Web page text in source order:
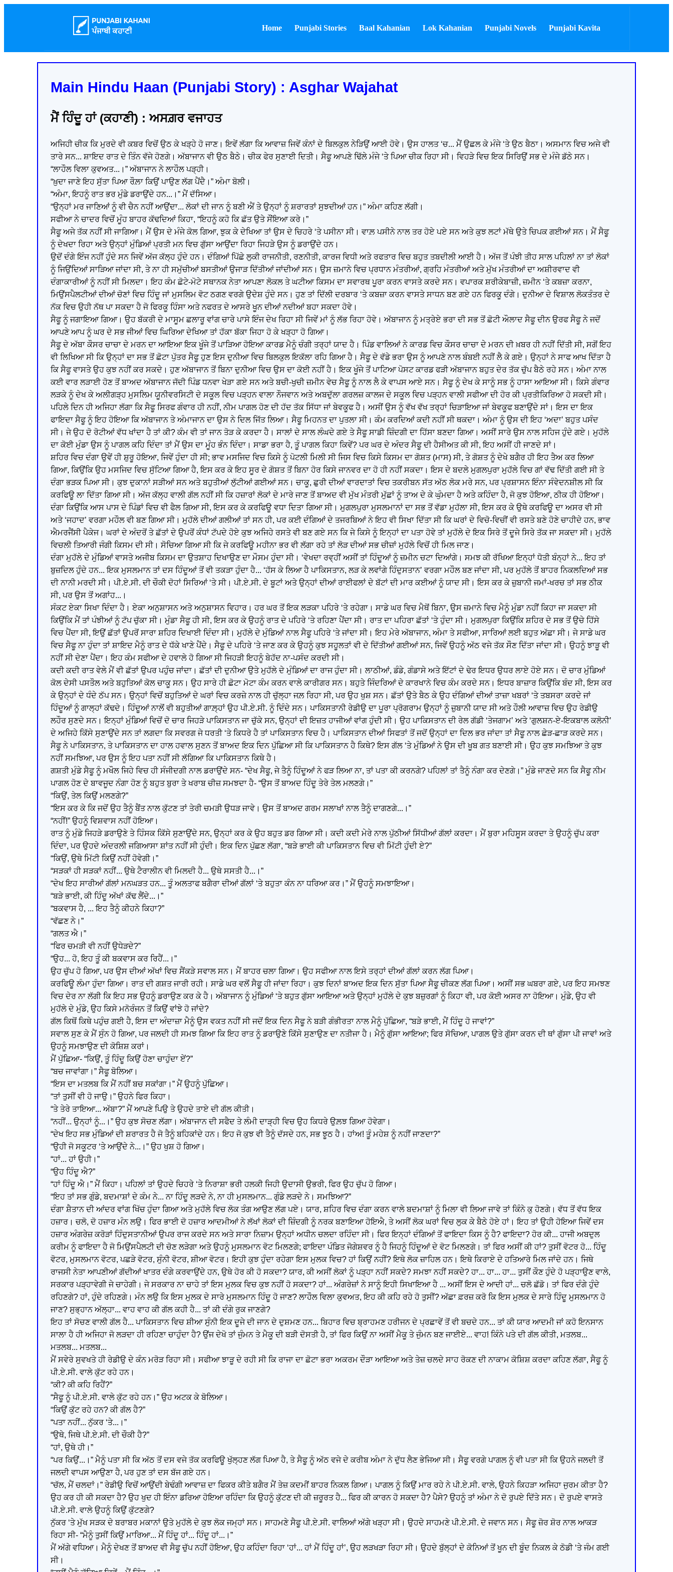
Home Punjabi Stories Baal Kahanian Lok Kahanian Punjabi Novels Punjabi Kavita
Main Hindu Haan (Punjabi Story) : Asghar Wajahat
ਮੈਂ ਹਿੰਦੂ ਹਾਂ (ਕਹਾਣੀ) : ਅਸਗ਼ਰ ਵਜਾਹਤ
ਅਜਿਹੀ ਚੀਕ ਕਿ ਮੁਰਦੇ ਵੀ ਕਬਰ ਵਿਚੋਂ ਉਠ ਕੇ ਖੜ੍ਹੇ ਹੋ ਜਾਣ। ਇਵੇਂ ਲੱਗਾ ਕਿ ਆਵਾਜ਼ ਜਿਵੇਂ ਕੰਨਾਂ ਦੇ ਬਿਲਕੁਲ ਨੇੜਿਉਂ ਆਈ ਹੋਵੇ। ਉਸ ਹਾਲਤ ‘ਚ... ਮੈਂ ਉਛਲ ਕੇ ਮੰਜੇ ‘ਤੇ ਉਠ ਬੈਠਾ। ਅਸਮਾਨ ਵਿਚ ਅਜੇ ਵੀ
ਤਾਰੇ ਸਨ... ਸ਼ਾਇਦ ਰਾਤ ਦੇ ਤਿੰਨ ਵੱਜੇ ਹੋਣਗੇ। ਅੱਬਾਜਾਨ ਵੀ ਉਠ ਬੈਠੇ। ਚੀਕ ਫੇਰ ਸੁਣਾਈ ਦਿਤੀ। ਸੈਫੂ ਆਪਣੇ ਢਿੱਲੇ ਮੰਜੇ ‘ਤੇ ਪਿਆ ਚੀਕ ਰਿਹਾ ਸੀ। ਵਿਹੜੇ ਵਿਚ ਇਕ ਸਿਰਿਉਂ ਸਭ ਦੇ ਮੰਜੇ ਡੱਠੇ ਸਨ।
“ਲਾਹੌਲ ਵਿਲਾ ਕੁਵਅਤ...।” ਅੱਬਾਜਾਨ ਨੇ ਲਾਹੌਲ ਪੜ੍ਹੀ।
“ਖ਼ੁਦਾ ਜਾਣੇ ਇਹ ਸੁੱਤਾ ਪਿਆ ਰੌਲ਼ਾ ਕਿਉਂ ਪਾਉਣ ਲੱਗ ਪੈਂਦੈ।” ਅੰਮਾ ਬੋਲੀ।
“ਅੰਮਾ, ਇਹਨੂੰ ਰਾਤ ਭਰ ਮੁੰਡੇ ਡਰਾਉਂਦੇ ਹਨ...।” ਮੈਂ ਦੱਸਿਆ।
“ਉਨ੍ਹਾਂ ਮਰ ਜਾਣਿਆਂ ਨੂੰ ਵੀ ਚੈਨ ਨਹੀਂ ਆਉਂਦਾ... ਲੋਕਾਂ ਦੀ ਜਾਨ ਨੂੰ ਬਣੀ ਐਂ ਤੇ ਉਨ੍ਹਾਂ ਨੂੰ ਸ਼ਰਾਰਤਾਂ ਸੁਝਦੀਆਂ ਹਨ।” ਅੰਮਾ ਕਹਿਣ ਲੱਗੀ।
ਸਫੀਆ ਨੇ ਚਾਦਰ ਵਿਚੋਂ ਮੂੰਹ ਬਾਹਰ ਕੱਢਦਿਆਂ ਕਿਹਾ, “ਇਹਨੂੰ ਕਹੋ ਕਿ ਛੱਤ ਉਤੇ ਸੌਂਇਆ ਕਰੇ।”
ਸੈਫੂ ਅਜੇ ਤੱਕ ਨਹੀਂ ਸੀ ਜਾਗਿਆ। ਮੈਂ ਉਸ ਦੇ ਮੰਜੇ ਕੋਲ ਗਿਆ, ਝੁਕ ਕੇ ਦੇਖਿਆ ਤਾਂ ਉਸ ਦੇ ਚਿਹਰੇ ‘ਤੇ ਪਸੀਨਾ ਸੀ। ਵਾਲ਼ ਪਸੀਨੇ ਨਾਲ ਤਰ ਹੋਏ ਪਏ ਸਨ ਅਤੇ ਕੁਝ ਲਟਾਂ ਮੱਥੇ ਉਤੇ ਚਿਪਕ ਗਈਆਂ ਸਨ। ਮੈਂ ਸੈਫੂ
ਨੂੰ ਦੇਖਦਾ ਰਿਹਾ ਅਤੇ ਉਨ੍ਹਾਂ ਮੁੰਡਿਆਂ ਪ੍ਰਤੀ ਮਨ ਵਿਚ ਗੁੱਸਾ ਆਉਂਦਾ ਰਿਹਾ ਜਿਹੜੇ ਉਸ ਨੂੰ ਡਰਾਉਂਦੇ ਹਨ।
ਉਦੋਂ ਦੰਗੇ ਇੰਜ ਨਹੀਂ ਹੁੰਦੇ ਸਨ ਜਿਵੇਂ ਅੱਜ ਕੱਲ੍ਹ ਹੁੰਦੇ ਹਨ। ਦੰਗਿਆਂ ਪਿੱਛੇ ਲੁਕੀ ਰਾਜਨੀਤੀ, ਰਣਨੀਤੀ, ਕਾਰਜ ਵਿਧੀ ਅਤੇ ਰਫਤਾਰ ਵਿਚ ਬਹੁਤ ਤਬਦੀਲੀ ਆਈ ਹੈ। ਅੱਜ ਤੋਂ ਪੰਝੀ ਤੀਹ ਸਾਲ ਪਹਿਲਾਂ ਨਾ ਤਾਂ ਲੋਕਾਂ
ਨੂੰ ਜਿਉਂਦਿਆਂ ਸਾੜਿਆ ਜਾਂਦਾ ਸੀ, ਤੇ ਨਾ ਹੀ ਸਮੁੱਚੀਆਂ ਬਸਤੀਆਂ ਉਜਾੜ ਦਿੱਤੀਆਂ ਜਾਂਦੀਆਂ ਸਨ। ਉਸ ਜ਼ਮਾਨੇ ਵਿਚ ਪ੍ਰਧਾਨ ਮੰਤਰੀਆਂ, ਗ੍ਰਹਿ ਮੰਤਰੀਆਂ ਅਤੇ ਮੁੱਖ ਮੰਤਰੀਆਂ ਦਾ ਅਸ਼ੀਰਵਾਦ ਵੀ
ਦੰਗਾਕਾਰੀਆਂ ਨੂੰ ਨਹੀਂ ਸੀ ਮਿਲਦਾ। ਇਹ ਕੰਮ ਛੋਟੇ-ਮੋਟੇ ਸਥਾਨਕ ਨੇਤਾ ਆਪਣਾ ਲੋਕਲ ਤੇ ਘਟੀਆ ਕਿਸਮ ਦਾ ਸਵਾਰਥ ਪੂਰਾ ਕਰਨ ਵਾਸਤੇ ਕਰਦੇ ਸਨ। ਵਪਾਰਕ ਸ਼ਰੀਕੇਬਾਜ਼ੀ, ਜ਼ਮੀਨ ‘ਤੇ ਕਬਜ਼ਾ ਕਰਨਾ,
ਮਿਉਂਸਪੈਲਟੀਆਂ ਦੀਆਂ ਚੋਣਾਂ ਵਿਚ ਹਿੰਦੂ ਜਾਂ ਮੁਸਲਿਮ ਵੋਟ ਠਗਣ ਵਰਗੇ ਉਦੇਸ਼ ਹੁੰਦੇ ਸਨ। ਹੁਣ ਤਾਂ ਦਿੱਲੀ ਦਰਬਾਰ ‘ਤੇ ਕਬਜ਼ਾ ਕਰਨ ਵਾਸਤੇ ਸਾਧਨ ਬਣ ਗਏ ਹਨ ਫਿਰਕੂ ਦੰਗੇ। ਦੁਨੀਆ ਦੇ ਵਿਸ਼ਾਲ ਲੋਕਤੰਤਰ ਦੇ
ਨੱਕ ਵਿਚ ਉਹੀ ਨੱਥ ਪਾ ਸਕਦਾ ਹੈ ਜੋ ਫਿਰਕੂ ਹਿੰਸਾ ਅਤੇ ਨਫਰਤ ਦੇ ਆਸਰੇ ਖੂਨ ਦੀਆਂ ਨਦੀਆਂ ਬਹਾ ਸਕਦਾ ਹੋਵੇ।
ਸੈਫੂ ਨੂੰ ਜਗਾਇਆ ਗਿਆ। ਉਹ ਬੱਕਰੀ ਦੇ ਮਾਸੂਮ ਛਲਾਰੂ ਵਾਂਗ ਚਾਰੇ ਪਾਸੇ ਇੰਜ ਦੇਖ ਰਿਹਾ ਸੀ ਜਿਵੇਂ ਮਾਂ ਨੂੰ ਲੱਭ ਰਿਹਾ ਹੋਵੇ। ਅੱਬਾਜਾਨ ਨੂੰ ਮਤ੍ਰੇਏ ਭਰਾ ਦੀ ਸਭ ਤੋਂ ਛੋਟੀ ਔਲਾਦ ਸੈਫੂ ਦੀਨ ਉਰਫ ਸੈਫੂ ਨੇ ਜਦੋਂ
ਆਪਣੇ ਆਪ ਨੂੰ ਘਰ ਦੇ ਸਭ ਜੀਆਂ ਵਿਚ ਘਿਰਿਆ ਦੇਖਿਆ ਤਾਂ ਹੱਕਾ ਬੱਕਾ ਜਿਹਾ ਹੋ ਕੇ ਖੜ੍ਹਾ ਹੋ ਗਿਆ।
ਸੈਫੂ ਦੇ ਅੱਬਾ ਕੌਸਰ ਚਾਚਾ ਦੇ ਮਰਨ ਦਾ ਆਇਆ ਇਕ ਖੂੰਜੇ ਤੋਂ ਪਾੜਿਆ ਹੋਇਆ ਕਾਰਡ ਮੈਨੂੰ ਚੰਗੀ ਤਰ੍ਹਾਂ ਯਾਦ ਹੈ। ਪਿੰਡ ਵਾਲਿਆਂ ਨੇ ਕਾਰਡ ਵਿਚ ਕੌਸਰ ਚਾਚਾ ਦੇ ਮਰਨ ਦੀ ਖ਼ਬਰ ਹੀ ਨਹੀਂ ਦਿੱਤੀ ਸੀ, ਸਗੋਂ ਇਹ
ਵੀ ਲਿਖਿਆ ਸੀ ਕਿ ਉਨ੍ਹਾਂ ਦਾ ਸਭ ਤੋਂ ਛੋਟਾ ਪੁੱਤਰ ਸੈਫੂ ਹੁਣ ਇਸ ਦੁਨੀਆ ਵਿਚ ਬਿਲਕੁਲ ਇਕੱਲਾ ਰਹਿ ਗਿਆ ਹੈ। ਸੈਫੂ ਦੇ ਵੱਡੇ ਭਰਾ ਉਸ ਨੂੰ ਆਪਣੇ ਨਾਲ ਬੰਬਈ ਨਹੀਂ ਲੈ ਕੇ ਗਏ। ਉਨ੍ਹਾਂ ਨੇ ਸਾਫ ਆਖ ਦਿੱਤਾ ਹੈ
ਕਿ ਸੈਫੂ ਵਾਸਤੇ ਉਹ ਕੁਝ ਨਹੀਂ ਕਰ ਸਕਦੇ। ਹੁਣ ਅੱਬਾਜਾਨ ਤੋਂ ਬਿਨਾ ਦੁਨੀਆ ਵਿਚ ਉਸ ਦਾ ਕੋਈ ਨਹੀਂ ਹੈ। ਇਕ ਖੂੰਜੇ ਤੋਂ ਪਾਟਿਆ ਪੋਸਟ ਕਾਰਡ ਫੜੀ ਅੱਬਾਜਾਨ ਬਹੁਤ ਦੇਰ ਤੱਕ ਚੁੱਪ ਬੈਠੇ ਰਹੇ ਸਨ। ਅੰਮਾ ਨਾਲ
ਕਈ ਵਾਰ ਲੜਾਈ ਹੋਣ ਤੋਂ ਬਾਅਦ ਅੱਬਾਜਾਨ ਜੱਦੀ ਪਿੰਡ ਧਨਵਾ ਖੇੜਾ ਗਏ ਸਨ ਅਤੇ ਬਚੀ-ਖੁਚੀ ਜ਼ਮੀਨ ਵੇਚ ਸੈਫੂ ਨੂੰ ਨਾਲ ਲੈ ਕੇ ਵਾਪਸ ਆਏ ਸਨ। ਸੈਫੂ ਨੂੰ ਦੇਖ ਕੇ ਸਾਨੂੰ ਸਭ ਨੂੰ ਹਾਸਾ ਆਇਆ ਸੀ। ਕਿਸੇ ਗੰਵਾਰ
ਲੜਕੇ ਨੂੰ ਦੇਖ ਕੇ ਅਲੀਗੜ੍ਹ ਮੁਸਲਿਮ ਯੂਨੀਵਰਸਿਟੀ ਦੇ ਸਕੂਲ ਵਿਚ ਪੜ੍ਹਨ ਵਾਲਾ ਨੌਜਵਾਨ ਅਤੇ ਅਬਦੁੱਲਾ ਗਰਲਜ਼ ਕਾਲਜ ਦੇ ਸਕੂਲ ਵਿਚ ਪੜ੍ਹਨ ਵਾਲੀ ਸਫੀਆ ਦੀ ਹੋਰ ਕੀ ਪ੍ਰਤੀਕਿਰਿਆ ਹੋ ਸਕਦੀ ਸੀ।
ਪਹਿਲੇ ਦਿਨ ਹੀ ਅਜਿਹਾ ਲੱਗਾ ਕਿ ਸੈਫੂ ਸਿਰਫ ਗੰਵਾਰ ਹੀ ਨਹੀਂ, ਨੀਮ ਪਾਗਲ ਹੋਣ ਦੀ ਹੱਦ ਤੱਕ ਸਿੱਧਾ ਜਾਂ ਬੇਵਕੂਫ ਹੈ। ਅਸੀਂ ਉਸ ਨੂੰ ਵੱਖ ਵੱਖ ਤਰ੍ਹਾਂ ਚਿੜਾਇਆ ਜਾਂ ਬੇਵਕੂਫ ਬਣਾਉਂਦੇ ਸਾਂ। ਇਸ ਦਾ ਇਕ
ਫਾਇਦਾ ਸੈਫੂ ਨੂੰ ਇਹ ਹੋਇਆ ਕਿ ਅੱਬਾਜਾਨ ਤੇ ਅੰਮਾਜਾਨ ਦਾ ਉਸ ਨੇ ਦਿਲ ਜਿੱਤ ਲਿਆ। ਸੈਫੂ ਮਿਹਨਤ ਦਾ ਪੁਤਲਾ ਸੀ। ਕੰਮ ਕਰਦਿਆਂ ਕਦੀ ਨਹੀਂ ਸੀ ਥਕਦਾ। ਅੰਮਾ ਨੂੰ ਉਸ ਦੀ ਇਹ ‘ਅਦਾ’ ਬਹੁਤ ਪਸੰਦ
ਸੀ। ਜੇ ਉਹ ਦੋ ਰੋਟੀਆਂ ਵੱਧ ਖਾਂਦਾ ਹੈ ਤਾਂ ਕੀ? ਕੰਮ ਵੀ ਤਾਂ ਜਾਨ ਤੋੜ ਕੇ ਕਰਦਾ ਹੈ। ਸਾਲਾਂ ਦੇ ਸਾਲ ਲੰਘਦੇ ਗਏ ਤੇ ਸੈਫੂ ਸਾਡੀ ਜ਼ਿੰਦਗੀ ਦਾ ਹਿੱਸਾ ਬਣਦਾ ਗਿਆ। ਅਸੀਂ ਸਾਰੇ ਉਸ ਨਾਲ ਸਹਿਜ ਹੁੰਦੇ ਗਏ। ਮੁਹੱਲੇ
ਦਾ ਕੋਈ ਮੁੰਡਾ ਉਸ ਨੂੰ ਪਾਗਲ ਕਹਿ ਦਿੰਦਾ ਤਾਂ ਮੈਂ ਉਸ ਦਾ ਮੂੰਹ ਭੰਨ ਦਿੰਦਾ। ਸਾਡਾ ਭਰਾ ਹੈ, ਤੂੰ ਪਾਗਲ ਕਿਹਾ ਕਿਵੇਂ? ਪਰ ਘਰ ਦੇ ਅੰਦਰ ਸੈਫੂ ਦੀ ਹੈਸੀਅਤ ਕੀ ਸੀ, ਇਹ ਅਸੀਂ ਹੀ ਜਾਣਦੇ ਸਾਂ।
ਸ਼ਹਿਰ ਵਿਚ ਦੰਗਾ ਉਵੇਂ ਹੀ ਸ਼ੁਰੂ ਹੋਇਆ, ਜਿਵੇਂ ਹੁੰਦਾ ਹੀ ਸੀ; ਭਾਵ ਮਸਜਿਦ ਵਿਚ ਕਿਸੇ ਨੂੰ ਪੋਟਲੀ ਮਿਲੀ ਸੀ ਜਿਸ ਵਿਚ ਕਿਸੇ ਕਿਸਮ ਦਾ ਗੋਸ਼ਤ (ਮਾਸ) ਸੀ, ਤੇ ਗੋਸ਼ਤ ਨੂੰ ਦੇਖੇ ਬਗੈਰ ਹੀ ਇਹ ਤੈਅ ਕਰ ਲਿਆ
ਗਿਆ, ਕਿਉਂਕਿ ਉਹ ਮਸਜਿਦ ਵਿਚ ਸੁੱਟਿਆ ਗਿਆ ਹੈ, ਇਸ ਕਰ ਕੇ ਇਹ ਸੂਰ ਦੇ ਗੋਸ਼ਤ ਤੋਂ ਬਿਨਾ ਹੋਰ ਕਿਸੇ ਜਾਨਵਰ ਦਾ ਹੋ ਹੀ ਨਹੀਂ ਸਕਦਾ। ਇਸ ਦੇ ਬਦਲੇ ਮੁਗਲਪੁਰਾ ਮੁਹੱਲੇ ਵਿਚ ਗਾਂ ਵੱਢ ਦਿੱਤੀ ਗਈ ਸੀ ਤੇ
ਦੰਗਾ ਭੜਕ ਪਿਆ ਸੀ। ਕੁਝ ਦੁਕਾਨਾਂ ਸੜੀਆਂ ਸਨ ਅਤੇ ਬਹੁਤੀਆਂ ਲੁੱਟੀਆਂ ਗਈਆਂ ਸਨ। ਚਾਕੂ, ਛੁਰੀ ਦੀਆਂ ਵਾਰਦਾਤਾਂ ਵਿਚ ਤਕਰੀਬਨ ਸੱਤ ਅੱਠ ਲੋਕ ਮਰੇ ਸਨ, ਪਰ ਪ੍ਰਸ਼ਾਸਨ ਇੰਨਾ ਸੰਵੇਦਨਸ਼ੀਲ ਸੀ ਕਿ
ਕਰਫਿਊ ਲਾ ਦਿੱਤਾ ਗਿਆ ਸੀ। ਅੱਜ ਕੱਲ੍ਹ ਵਾਲੀ ਗੱਲ ਨਹੀਂ ਸੀ ਕਿ ਹਜ਼ਾਰਾਂ ਲੋਕਾਂ ਦੇ ਮਾਰੇ ਜਾਣ ਤੋਂ ਬਾਅਦ ਵੀ ਮੁੱਖ ਮੰਤਰੀ ਮੁੱਛਾਂ ਨੂੰ ਤਾਅ ਦੇ ਕੇ ਘੁੰਮਦਾ ਹੈ ਅਤੇ ਕਹਿੰਦਾ ਹੈ, ਜੋ ਕੁਝ ਹੋਇਆ, ਠੀਕ ਹੀ ਹੋਇਆ।
ਦੰਗਾ ਕਿਉਂਕਿ ਆਸ ਪਾਸ ਦੇ ਪਿੰਡਾਂ ਵਿਚ ਵੀ ਫੈਲ ਗਿਆ ਸੀ, ਇਸ ਕਰ ਕੇ ਕਰਫਿਊ ਵਧਾ ਦਿਤਾ ਗਿਆ ਸੀ। ਮੁਗਲਪੁਰਾ ਮੁਸਲਮਾਨਾਂ ਦਾ ਸਭ ਤੋਂ ਵੱਡਾ ਮੁਹੱਲਾ ਸੀ, ਇਸ ਕਰ ਕੇ ਉਥੇ ਕਰਫਿਊ ਦਾ ਅਸਰ ਵੀ ਸੀ
ਅਤੇ ‘ਜਹਾਦ’ ਵਰਗਾ ਮਹੌਲ ਵੀ ਬਣ ਗਿਆ ਸੀ। ਮੁਹੱਲੇ ਦੀਆਂ ਗਲੀਆਂ ਤਾਂ ਸਨ ਹੀ, ਪਰ ਕਈ ਦੰਗਿਆਂ ਦੇ ਤਜਰਬਿਆਂ ਨੇ ਇਹ ਵੀ ਸਿਖਾ ਦਿੱਤਾ ਸੀ ਕਿ ਘਰਾਂ ਦੇ ਵਿਚੋ-ਵਿਚੀਂ ਵੀ ਰਸਤੇ ਬਣੇ ਹੋਣੇ ਚਾਹੀਦੇ ਹਨ, ਭਾਵ
ਐਮਰਜੈਂਸੀ ਪੈਕੇਜ। ਘਰਾਂ ਦੇ ਅੰਦਰੋਂ ਤੇ ਛੱਤਾਂ ਦੇ ਉਪਰੋਂ ਕੰਧਾਂ ਟੱਪਦੇ ਹੋਏ ਕੁਝ ਅਜਿਹੇ ਰਸਤੇ ਵੀ ਬਣ ਗਏ ਸਨ ਕਿ ਜੇ ਕਿਸੇ ਨੂੰ ਇਨ੍ਹਾਂ ਦਾ ਪਤਾ ਹੋਵੇ ਤਾਂ ਮੁਹੱਲੇ ਦੇ ਇਕ ਸਿਰੇ ਤੋਂ ਦੂਜੇ ਸਿਰੇ ਤੱਕ ਜਾ ਸਕਦਾ ਸੀ। ਮੁਹੱਲੇ
ਵਿਚਲੀ ਤਿਆਰੀ ਜੰਗੀ ਕਿਸਮ ਦੀ ਸੀ। ਸੋਚਿਆ ਗਿਆ ਸੀ ਕਿ ਜੇ ਕਰਫਿਊ ਮਹੀਨਾ ਭਰ ਵੀ ਲੱਗਾ ਰਹੇ ਤਾਂ ਲੋੜ ਦੀਆਂ ਸਭ ਚੀਜ਼ਾਂ ਮੁਹੱਲੇ ਵਿਚੋਂ ਹੀ ਮਿਲ ਜਾਣ।
ਦੰਗਾ ਮੁਹੱਲੇ ਦੇ ਮੁੰਡਿਆਂ ਵਾਸਤੇ ਅਜੀਬ ਕਿਸਮ ਦਾ ਉਤਸ਼ਾਹ ਦਿਖਾਉਣ ਦਾ ਮੌਸਮ ਹੁੰਦਾ ਸੀ। ‘ਵੇਖਦਾ ਰਵ੍ਹੀਂ ਅਸੀਂ ਤਾਂ ਹਿੰਦੂਆਂ ਨੂੰ ਜ਼ਮੀਨ ਚਟਾ ਦਿਆਂਗੇ। ਸਮਝ ਕੀ ਰੱਖਿਆ ਇਨ੍ਹਾਂ ਧੋਤੀ ਬੰਨ੍ਹਾਂ ਨੇ... ਇਹ ਤਾਂ
ਬੁਜ਼ਦਿਲ ਹੁੰਦੇ ਹਨ... ਇਕ ਮੁਸਲਮਾਨ ਤਾਂ ਦਸ ਹਿੰਦੂਆਂ ਤੋਂ ਵੀ ਤਕੜਾ ਹੁੰਦਾ ਹੈ... ‘ਹੱਸ ਕੇ ਲਿਆ ਹੈ ਪਾਕਿਸਤਾਨ, ਲੜ ਕੇ ਲਵਾਂਗੇ ਹਿੰਦੁਸਤਾਨ’ ਵਰਗਾ ਮਹੌਲ ਬਣ ਜਾਂਦਾ ਸੀ, ਪਰ ਮੁਹੱਲੇ ਤੋਂ ਬਾਹਰ ਨਿਕਲਦਿਆਂ ਸਭ
ਦੀ ਨਾਨੀ ਮਰਦੀ ਸੀ। ਪੀ.ਏ.ਸੀ. ਦੀ ਚੌਕੀ ਦੋਹਾਂ ਸਿਰਿਆਂ ‘ਤੇ ਸੀ। ਪੀ.ਏ.ਸੀ. ਦੇ ਬੂਟਾਂ ਅਤੇ ਉਨ੍ਹਾਂ ਦੀਆਂ ਰਾਈਫਲਾਂ ਦੇ ਬੱਟਾਂ ਦੀ ਮਾਰ ਕਈਆਂ ਨੂੰ ਯਾਦ ਸੀ। ਇਸ ਕਰ ਕੇ ਜ਼ੁਬਾਨੀ ਜਮਾਂ-ਖਰਚ ਤਾਂ ਸਭ ਠੀਕ
ਸੀ, ਪਰ ਉਸ ਤੋਂ ਅਗਾਂਹ...।
ਸੰਕਟ ਏਕਾ ਸਿਖਾ ਦਿੰਦਾ ਹੈ। ਏਕਾ ਅਨੁਸ਼ਾਸਨ ਅਤੇ ਅਨੁਸ਼ਾਸਨ ਵਿਹਾਰ। ਹਰ ਘਰ ਤੋਂ ਇਕ ਲੜਕਾ ਪਹਿਰੇ ‘ਤੇ ਰਹੇਗਾ। ਸਾਡੇ ਘਰ ਵਿਚ ਮੈਥੋਂ ਬਿਨਾ, ਉਸ ਜ਼ਮਾਨੇ ਵਿਚ ਮੈਨੂੰ ਮੁੰਡਾ ਨਹੀਂ ਕਿਹਾ ਜਾ ਸਕਦਾ ਸੀ
ਕਿਉਂਕਿ ਮੈਂ ਤਾਂ ਪੰਝੀਆਂ ਨੂੰ ਟੱਪ ਚੁੱਕਾ ਸੀ। ਮੁੰਡਾ ਸੈਫੂ ਹੀ ਸੀ, ਇਸ ਕਰ ਕੇ ਉਹਨੂੰ ਰਾਤ ਦੇ ਪਹਿਰੇ ‘ਤੇ ਰਹਿਣਾ ਪੈਂਦਾ ਸੀ। ਰਾਤ ਦਾ ਪਹਿਰਾ ਛੱਤਾਂ ‘ਤੇ ਹੁੰਦਾ ਸੀ। ਮੁਗਲਪੁਰਾ ਕਿਉਂਕਿ ਸ਼ਹਿਰ ਦੇ ਸਭ ਤੋਂ ਉਚੇ ਹਿੱਸੇ
ਵਿਚ ਪੈਂਦਾ ਸੀ, ਇਉਂ ਛੱਤਾਂ ਉਪਰੋਂ ਸਾਰਾ ਸ਼ਹਿਰ ਦਿਖਾਈ ਦਿੰਦਾ ਸੀ। ਮੁਹੱਲੇ ਦੇ ਮੁੰਡਿਆਂ ਨਾਲ ਸੈਫੂ ਪਹਿਰੇ ‘ਤੇ ਜਾਂਦਾ ਸੀ। ਇਹ ਮੇਰੇ ਅੱਬਾਜਾਨ, ਅੰਮਾ ਤੇ ਸਫੀਆ, ਸਾਰਿਆਂ ਲਈ ਬਹੁਤ ਅੱਛਾ ਸੀ। ਜੇ ਸਾਡੇ ਘਰ
ਵਿਚ ਸੈਫੂ ਨਾ ਹੁੰਦਾ ਤਾਂ ਸ਼ਾਇਦ ਮੈਨੂੰ ਰਾਤ ਦੇ ਧੱਕੇ ਖਾਣੇ ਪੈਂਦੇ। ਸੈਫੂ ਦੇ ਪਹਿਰੇ ‘ਤੇ ਜਾਣ ਕਰ ਕੇ ਉਹਨੂੰ ਕੁਝ ਸਹੂਲਤਾਂ ਵੀ ਦੇ ਦਿੱਤੀਆਂ ਗਈਆਂ ਸਨ, ਜਿਵੇਂ ਉਹਨੂੰ ਅੱਠ ਵਜੇ ਤੱਕ ਸੌਣ ਦਿੱਤਾ ਜਾਂਦਾ ਸੀ। ਉਹਨੂੰ ਝਾੜੂ ਵੀ
ਨਹੀਂ ਸੀ ਦੇਣਾ ਪੈਂਦਾ। ਇਹ ਕੰਮ ਸਫੀਆ ਦੇ ਹਵਾਲੇ ਹੋ ਗਿਆ ਸੀ ਜਿਹੜੀ ਇਹਨੂੰ ਬੇਹੱਦ ਨਾ-ਪਸੰਦ ਕਰਦੀ ਸੀ।
ਕਦੀ ਕਦੀ ਰਾਤ ਵੇਲੇ ਮੈਂ ਵੀ ਛੱਤਾਂ ਉਪਰ ਪਹੁੰਚ ਜਾਂਦਾ। ਛੱਤਾਂ ਦੀ ਦੁਨੀਆ ਉਤੇ ਮੁਹੱਲੇ ਦੇ ਮੁੰਡਿਆਂ ਦਾ ਰਾਜ ਹੁੰਦਾ ਸੀ। ਲਾਠੀਆਂ, ਡੰਡੇ, ਗੰਡਾਸੇ ਅਤੇ ਇੱਟਾਂ ਦੇ ਢੇਰ ਇਧਰ ਉਧਰ ਲਾਏ ਹੋਏ ਸਨ। ਦੋ ਚਾਰ ਮੁੰਡਿਆਂ
ਕੋਲ ਦੇਸੀ ਪਸਤੌਲ ਅਤੇ ਬਹੁਤਿਆਂ ਕੋਲ ਚਾਕੂ ਸਨ। ਉਹ ਸਾਰੇ ਹੀ ਛੋਟਾ ਮੋਟਾ ਕੰਮ ਕਰਨ ਵਾਲੇ ਕਾਰੀਗਰ ਸਨ। ਬਹੁਤੇ ਜਿੰਦਰਿਆਂ ਦੇ ਕਾਰਖਾਨੇ ਵਿਚ ਕੰਮ ਕਰਦੇ ਸਨ। ਇਧਰ ਬਾਜ਼ਾਰ ਕਿਉਂਕਿ ਬੰਦ ਸੀ, ਇਸ ਕਰ
ਕੇ ਉਨ੍ਹਾਂ ਦੇ ਧੰਦੇ ਠੱਪ ਸਨ। ਉਨ੍ਹਾਂ ਵਿਚੋਂ ਬਹੁਤਿਆਂ ਦੇ ਘਰਾਂ ਵਿਚ ਕਰਜ਼ੇ ਨਾਲ ਹੀ ਚੁੱਲ੍ਹਾ ਜਲ਼ ਰਿਹਾ ਸੀ, ਪਰ ਉਹ ਖੁਸ਼ ਸਨ। ਛੱਤਾਂ ਉਤੇ ਬੈਠ ਕੇ ਉਹ ਦੰਗਿਆਂ ਦੀਆਂ ਤਾਜ਼ਾ ਖਬਰਾਂ ‘ਤੇ ਤਬਸਰਾ ਕਰਦੇ ਜਾਂ
ਹਿੰਦੂਆਂ ਨੂੰ ਗਾਲ੍ਹਾਂ ਕੱਢਦੇ। ਹਿੰਦੂਆਂ ਨਾਲੋਂ ਵੀ ਬਹੁਤੀਆਂ ਗਾਲ਼੍ਹਾਂ ਉਹ ਪੀ.ਏ.ਸੀ. ਨੂੰ ਦਿੰਦੇ ਸਨ। ਪਾਕਿਸਤਾਨੀ ਰੇਡੀਉ ਦਾ ਪੂਰਾ ਪ੍ਰੋਗਰਾਮ ਉਨ੍ਹਾਂ ਨੂੰ ਜ਼ੁਬਾਨੀ ਯਾਦ ਸੀ ਅਤੇ ਹੌਲੀ ਆਵਾਜ਼ ਵਿਚ ਉਹ ਰੇਡੀਉ
ਲਹੌਰ ਸੁਣਦੇ ਸਨ। ਇਨ੍ਹਾਂ ਮੁੰਡਿਆਂ ਵਿਚੋਂ ਦੋ ਚਾਰ ਜਿਹੜੇ ਪਾਕਿਸਤਾਨ ਜਾ ਚੁੱਕੇ ਸਨ, ਉਨ੍ਹਾਂ ਦੀ ਇਜ਼ਤ ਹਾਜੀਆਂ ਵਾਂਗ ਹੁੰਦੀ ਸੀ। ਉਹ ਪਾਕਿਸਤਾਨ ਦੀ ਰੇਲ ਗੱਡੀ ‘ਤੇਜਗਾਮ’ ਅਤੇ ‘ਗੁਲਸ਼ਨ-ਏ-ਇਕਬਾਲ ਕਲੋਨੀ’
ਦੇ ਅਜਿਹੇ ਕਿੱਸੇ ਸੁਣਾਉਂਦੇ ਸਨ ਤਾਂ ਲਗਦਾ ਕਿ ਸਵਰਗ ਜੇ ਧਰਤੀ ‘ਤੇ ਕਿਧਰੇ ਹੈ ਤਾਂ ਪਾਕਿਸਤਾਨ ਵਿਚ ਹੈ। ਪਾਕਿਸਤਾਨ ਦੀਆਂ ਸਿਫਤਾਂ ਤੋਂ ਜਦੋਂ ਉਨ੍ਹਾਂ ਦਾ ਦਿਲ ਭਰ ਜਾਂਦਾ ਤਾਂ ਸੈਫੂ ਨਾਲ ਛੇੜ-ਛਾੜ ਕਰਦੇ ਸਨ।
ਸੈਫੂ ਨੇ ਪਾਕਿਸਤਾਨ, ਤੇ ਪਾਕਿਸਤਾਨ ਦਾ ਹਾਲ ਹਵਾਲ ਸੁਣਨ ਤੋਂ ਬਾਅਦ ਇਕ ਦਿਨ ਪੁੱਛਿਆ ਸੀ ਕਿ ਪਾਕਿਸਤਾਨ ਹੈ ਕਿਥੇ? ਇਸ ਗੱਲ ‘ਤੇ ਮੁੰਡਿਆਂ ਨੇ ਉਸ ਦੀ ਖੂਬ ਗਤ ਬਣਾਈ ਸੀ। ਉਹ ਕੁਝ ਸਮਝਿਆ ਤੇ ਕੁਝ
ਨਹੀਂ ਸਮਝਿਆ, ਪਰ ਉਸ ਨੂੰ ਇਹ ਪਤਾ ਨਹੀਂ ਸੀ ਲੱਗਿਆ ਕਿ ਪਾਕਿਸਤਾਨ ਕਿਥੇ ਹੈ।
ਗਸ਼ਤੀ ਮੁੰਡੇ ਸੈਫੂ ਨੂੰ ਮਖੌਲ ਜਿਹੇ ਵਿਚ ਹੀ ਸੰਜੀਦਗੀ ਨਾਲ ਡਰਾਉਂਦੇ ਸਨ- “ਦੇਖ ਸੈਫੂ, ਜੇ ਤੈਨੂੰ ਹਿੰਦੂਆਂ ਨੇ ਫੜ ਲਿਆ ਨਾ, ਤਾਂ ਪਤਾ ਕੀ ਕਰਨਗੇ? ਪਹਿਲਾਂ ਤਾਂ ਤੈਨੂੰ ਨੰਗਾ ਕਰ ਦੇਣਗੇ।” ਮੁੰਡੇ ਜਾਣਦੇ ਸਨ ਕਿ ਸੈਫੂ ਨੀਮ
ਪਾਗਲ ਹੋਣ ਦੇ ਬਾਵਜੂਦ ਨੰਗਾ ਹੋਣ ਨੂੰ ਬਹੁਤ ਬੁਰਾ ਤੇ ਖਰਾਬ ਚੀਜ਼ ਸਮਝਦਾ ਹੈ- “ਉਸ ਤੋਂ ਬਾਅਦ ਹਿੰਦੂ ਤੇਰੇ ਤੇਲ ਮਲਣਗੇ।”
“ਕਿਉਂ, ਤੇਲ ਕਿਉਂ ਮਲਣਗੇ?”
“ਇਸ ਕਰ ਕੇ ਕਿ ਜਦੋਂ ਉਹ ਤੈਨੂੰ ਬੈਂਤ ਨਾਲ ਕੁੱਟਣ ਤਾਂ ਤੇਰੀ ਚਮੜੀ ਉਧੜ ਜਾਵੇ। ਉਸ ਤੋਂ ਬਾਅਦ ਗਰਮ ਸਲਾਖਾਂ ਨਾਲ ਤੈਨੂੰ ਦਾਗਣਗੇ...।”
“ਨਹੀਂ!” ਉਹਨੂੰ ਵਿਸ਼ਵਾਸ ਨਹੀਂ ਹੋਇਆ।
ਰਾਤ ਨੂੰ ਮੁੰਡੇ ਜਿਹੜੇ ਡਰਾਉਣੇ ਤੇ ਹਿੰਸਕ ਕਿੱਸੇ ਸੁਣਾਉਂਦੇ ਸਨ, ਉਨ੍ਹਾਂ ਕਰ ਕੇ ਉਹ ਬਹੁਤ ਡਰ ਗਿਆ ਸੀ। ਕਦੀ ਕਦੀ ਮੇਰੇ ਨਾਲ ਪੁੱਠੀਆਂ ਸਿੱਧੀਆਂ ਗੱਲਾਂ ਕਰਦਾ। ਮੈਂ ਬੁਰਾ ਮਹਿਸੂਸ ਕਰਦਾ ਤੇ ਉਹਨੂੰ ਚੁੱਪ ਕਰਾ
ਦਿੰਦਾ, ਪਰ ਉਹਦੇ ਅੰਦਰਲੀ ਜਗਿਆਸਾ ਸ਼ਾਂਤ ਨਹੀਂ ਸੀ ਹੁੰਦੀ। ਇਕ ਦਿਨ ਪੁੱਛਣ ਲੱਗਾ, “ਬੜੇ ਭਾਈ ਕੀ ਪਾਕਿਸਤਾਨ ਵਿਚ ਵੀ ਮਿੱਟੀ ਹੁੰਦੀ ਏ?”
“ਕਿਉਂ, ਉਥੇ ਮਿੱਟੀ ਕਿਉਂ ਨਹੀਂ ਹੋਵੇਗੀ।”
“ਸੜਕਾਂ ਹੀ ਸੜਕਾਂ ਨਹੀਂ... ਉਥੇ ਟੈਰਾਲੀਨ ਵੀ ਮਿਲਦੀ ਹੈ... ਉਥੇ ਸਸਤੀ ਹੈ...।”
“ਦੇਖ ਇਹ ਸਾਰੀਆਂ ਗੱਲਾਂ ਮਨਘੜਤ ਹਨ... ਤੂੰ ਅਲਤਾਫ ਬਗੈਰਾ ਦੀਆਂ ਗੱਲਾਂ ‘ਤੇ ਬਹੁਤਾ ਕੰਨ ਨਾ ਧਰਿਆ ਕਰ।” ਮੈਂ ਉਹਨੂੰ ਸਮਝਾਇਆ।
“ਬੜੇ ਭਾਈ, ਕੀ ਹਿੰਦੂ ਅੱਖਾਂ ਕੱਢ ਲੈਂਦੇ...।”
“ਬਕਵਾਸ ਹੈ, ... ਇਹ ਤੈਨੂੰ ਕੀਹਨੇ ਕਿਹਾ?”
“ਵੱਛਣ ਨੇ।”
“ਗਲਤ ਐ।”
“ਫਿਰ ਚਮੜੀ ਵੀ ਨਹੀਂ ਉਧੇੜਦੇ?”
“ਉਹ... ਹੋ, ਇਹ ਤੂੰ ਕੀ ਬਕਵਾਸ ਕਰ ਰਿਹੈਂ...।”
ਉਹ ਚੁੱਪ ਹੋ ਗਿਆ, ਪਰ ਉਸ ਦੀਆਂ ਅੱਖਾਂ ਵਿਚ ਸੈਂਕੜੇ ਸਵਾਲ ਸਨ। ਮੈਂ ਬਾਹਰ ਚਲਾ ਗਿਆ। ਉਹ ਸਫੀਆ ਨਾਲ ਇਸੇ ਤਰ੍ਹਾਂ ਦੀਆਂ ਗੱਲਾਂ ਕਰਨ ਲੱਗ ਪਿਆ।
ਕਰਫਿਊ ਲੰਮਾ ਹੁੰਦਾ ਗਿਆ। ਰਾਤ ਦੀ ਗਸ਼ਤ ਜਾਰੀ ਰਹੀ। ਸਾਡੇ ਘਰ ਵਲੋਂ ਸੈਫੂ ਹੀ ਜਾਂਦਾ ਰਿਹਾ। ਕੁਝ ਦਿਨਾਂ ਬਾਅਦ ਇਕ ਦਿਨ ਸੁੱਤਾ ਪਿਆ ਸੈਫੂ ਚੀਕਣ ਲੱਗ ਪਿਆ। ਅਸੀਂ ਸਭ ਘਬਰਾ ਗਏ, ਪਰ ਇਹ ਸਮਝਣ
ਵਿਚ ਦੇਰ ਨਾ ਲੱਗੀ ਕਿ ਇਹ ਸਭ ਉਹਨੂੰ ਡਰਾਉਣ ਕਰ ਕੇ ਹੈ। ਅੱਬਾਜਾਨ ਨੂੰ ਮੁੰਡਿਆਂ ‘ਤੇ ਬਹੁਤ ਗੁੱਸਾ ਆਇਆ ਅਤੇ ਉਨ੍ਹਾਂ ਮੁਹੱਲੇ ਦੇ ਕੁਝ ਬਜ਼ੁਰਗਾਂ ਨੂੰ ਕਿਹਾ ਵੀ, ਪਰ ਕੋਈ ਅਸਰ ਨਾ ਹੋਇਆ। ਮੁੰਡੇ, ਉਹ ਵੀ
ਮੁਹੱਲੇ ਦੇ ਮੁੰਡੇ, ਉਹ ਕਿਸੇ ਮਨੋਰੰਜਨ ਤੋਂ ਕਿਉਂ ਵਾਂਝੇ ਹੋ ਜਾਂਦੇ?
ਗੱਲ ਕਿਥੋਂ ਕਿਥੇ ਪਹੁੰਚ ਗਈ ਹੈ, ਇਸ ਦਾ ਅੰਦਾਜ਼ਾ ਮੈਨੂੰ ਉਸ ਵਕਤ ਨਹੀਂ ਸੀ ਜਦੋਂ ਇਕ ਦਿਨ ਸੈਫੂ ਨੇ ਬੜੀ ਗੰਭੀਰਤਾ ਨਾਲ ਮੈਨੂੰ ਪੁੱਛਿਆ, “ਬੜੇ ਭਾਈ, ਮੈਂ ਹਿੰਦੂ ਹੋ ਜਾਵਾਂ?”
ਸਵਾਲ ਸੁਣ ਕੇ ਮੈਂ ਸੁੰਨ ਹੋ ਗਿਆ, ਪਰ ਜਲਦੀ ਹੀ ਸਮਝ ਗਿਆ ਕਿ ਇਹ ਰਾਤ ਨੂੰ ਡਰਾਉਣੇ ਕਿੱਸੇ ਸੁਣਾਉਣ ਦਾ ਨਤੀਜਾ ਹੈ। ਮੈਨੂੰ ਗੁੱਸਾ ਆਇਆ; ਫਿਰ ਸੋਚਿਆ, ਪਾਗਲ ਉਤੇ ਗੁੱਸਾ ਕਰਨ ਦੀ ਥਾਂ ਗੁੱਸਾ ਪੀ ਜਾਵਾਂ ਅਤੇ
ਉਹਨੂੰ ਸਮਝਾਉਣ ਦੀ ਕੋਸ਼ਿਸ਼ ਕਰਾਂ।
ਮੈਂ ਪੁੱਛਿਆ- “ਕਿਉਂ, ਤੂੰ ਹਿੰਦੂ ਕਿਉਂ ਹੋਣਾ ਚਾਹੁੰਦਾ ਏਂ?”
“ਬਚ ਜਾਵਾਂਗਾ।” ਸੈਫੂ ਬੋਲਿਆ।
“ਇਸ ਦਾ ਮਤਲਬ ਕਿ ਮੈਂ ਨਹੀਂ ਬਚ ਸਕਾਂਗਾ।” ਮੈਂ ਉਹਨੂੰ ਪੁੱਛਿਆ।
“ਤਾਂ ਤੁਸੀਂ ਵੀ ਹੋ ਜਾਉ।” ਉਹਨੇ ਫਿਰ ਕਿਹਾ।
“ਤੇ ਤੇਰੇ ਤਾਇਆ... ਅੱਬਾ?” ਮੈਂ ਆਪਣੇ ਪਿਉ ਤੇ ਉਹਦੇ ਤਾਏ ਦੀ ਗੱਲ ਕੀਤੀ।
“ਨਹੀਂ... ਉਨ੍ਹਾਂ ਨੂੰ...।” ਉਹ ਕੁਝ ਸੋਚਣ ਲੱਗਾ। ਅੱਬਾਜਾਨ ਦੀ ਸਫੈਦ ਤੇ ਲੰਮੀ ਦਾੜ੍ਹੀ ਵਿਚ ਉਹ ਕਿਧਰੇ ਉਲ਼ਝ ਗਿਆ ਹੋਵੇਗਾ।
“ਦੇਖ ਇਹ ਸਭ ਮੁੰਡਿਆਂ ਦੀ ਸ਼ਰਾਰਤ ਹੈ ਜੋ ਤੈਨੂੰ ਬਹਿਕਾਂਦੇ ਹਨ। ਇਹ ਜੋ ਕੁਝ ਵੀ ਤੈਨੂੰ ਦੱਸਦੇ ਹਨ, ਸਭ ਝੂਠ ਹੈ। ਹਾਂਅ! ਤੂੰ ਮਹੇਸ਼ ਨੂੰ ਨਹੀਂ ਜਾਣਦਾ?”
“ਉਹੀ ਜੋ ਸਕੂਟਰ ‘ਤੇ ਆਉਂਦੇ ਨੇ...।” ਉਹ ਖੁਸ਼ ਹੋ ਗਿਆ।
“ਹਾਂ... ਹਾਂ ਉਹੀ।”
“ਉਹ ਹਿੰਦੂ ਐ?”
“ਹਾਂ ਹਿੰਦੂ ਐ।” ਮੈਂ ਕਿਹਾ। ਪਹਿਲਾਂ ਤਾਂ ਉਹਦੇ ਚਿਹਰੇ ‘ਤੇ ਨਿਰਾਸ਼ਾ ਭਰੀ ਹਲਕੀ ਜਿਹੀ ਉਦਾਸੀ ਉਭਰੀ, ਫਿਰ ਉਹ ਚੁੱਪ ਹੋ ਗਿਆ।
“ਇਹ ਤਾਂ ਸਭ ਗੁੰਡੇ, ਬਦਮਾਸ਼ਾਂ ਦੇ ਕੰਮ ਨੇ... ਨਾ ਹਿੰਦੂ ਲੜਦੇ ਨੇ, ਨਾ ਹੀ ਮੁਸਲਮਾਨ... ਗੁੰਡੇ ਲੜਦੇ ਨੇ। ਸਮਝਿਆ?”
ਦੰਗਾ ਸ਼ੈਤਾਨ ਦੀ ਆਂਦਰ ਵਾਂਗ ਖਿੱਚ ਹੁੰਦਾ ਗਿਆ ਅਤੇ ਮੁਹੱਲੇ ਵਿਚ ਲੋਕ ਤੰਗ ਆਉਣ ਲੱਗ ਪਏ। ਯਾਰ, ਸ਼ਹਿਰ ਵਿਚ ਦੰਗਾ ਕਰਨ ਵਾਲੇ ਬਦਮਾਸ਼ਾਂ ਨੂੰ ਮਿਲਾ ਵੀ ਲਿਆ ਜਾਵੇ ਤਾਂ ਕਿੰਨੇ ਕੁ ਹੋਣਗੇ। ਵੱਧ ਤੋਂ ਵੱਧ ਇਕ
ਹਜ਼ਾਰ। ਚਲੋ, ਦੋ ਹਜ਼ਾਰ ਮੰਨ ਲਉ। ਫਿਰ ਭਾਈ ਦੋ ਹਜ਼ਾਰ ਆਦਮੀਆਂ ਨੇ ਲੱਖਾਂ ਲੋਕਾਂ ਦੀ ਜ਼ਿੰਦਗੀ ਨੂੰ ਨਰਕ ਬਣਾਇਆ ਹੋਇਐ, ਤੇ ਅਸੀਂ ਲੋਕ ਘਰਾਂ ਵਿਚ ਲੁਕ ਕੇ ਬੈਠੇ ਹੋਏ ਹਾਂ। ਇਹ ਤਾਂ ਉਹੀ ਹੋਇਆ ਜਿਵੇਂ ਦਸ
ਹਜ਼ਾਰ ਅੰਗਰੇਜ਼ ਕਰੋੜਾਂ ਹਿੰਦੁਸਤਾਨੀਆਂ ਉਪਰ ਰਾਜ ਕਰਦੇ ਸਨ ਅਤੇ ਸਾਰਾ ਨਿਜ਼ਾਮ ਉਨ੍ਹਾਂ ਅਧੀਨ ਚਲਦਾ ਰਹਿੰਦਾ ਸੀ। ਫਿਰ ਇਨ੍ਹਾਂ ਦੰਗਿਆਂ ਤੋਂ ਫਾਇਦਾ ਕਿਸ ਨੂੰ ਹੈ? ਫਾਇਦਾ? ਹੋਰ ਕੀ... ਹਾਜੀ ਅਬਦੁਲ
ਕਰੀਮ ਨੂੰ ਫਾਇਦਾ ਹੈ ਜੋ ਮਿਉਂਸਪੈਲਟੀ ਦੀ ਚੋਣ ਲੜੇਗਾ ਅਤੇ ਉਹਨੂੰ ਮੁਸਲਮਾਨ ਵੋਟ ਮਿਲਣਗੇ; ਫਾਇਦਾ ਪੰਡਿਤ ਜੋਗੇਸ਼ਵਰ ਨੂੰ ਹੈ ਜਿਹਨੂੰ ਹਿੰਦੂਆਂ ਦੇ ਵੋਟ ਮਿਲਣਗੇ। ਤਾਂ ਫਿਰ ਅਸੀਂ ਕੀ ਹਾਂ? ਤੁਸੀਂ ਵੋਟਰ ਹੋ... ਹਿੰਦੂ
ਵੋਟਰ, ਮੁਸਲਮਾਨ ਵੋਟਰ, ਪਛੜੇ ਵੋਟਰ, ਸੁੰਨੀ ਵੋਟਰ, ਸ਼ੀਆ ਵੋਟਰ। ਇਹੀ ਕੁਝ ਹੁੰਦਾ ਰਹੇਗਾ ਇਸ ਮੁਲਕ ਵਿਚ? ਹਾਂ ਕਿਉਂ ਨਹੀਂ? ਇਥੇ ਲੋਕ ਜ਼ਾਹਿਲ ਹਨ। ਇਥੇ ਕਿਰਾਏ ਦੇ ਹਤਿਆਰੇ ਮਿਲ ਜਾਂਦੇ ਹਨ। ਜਿਥੇ
ਰਾਜਸੀ ਨੇਤਾ ਆਪਣੀਆਂ ਗੱਦੀਆਂ ਖਾਤਰ ਦੰਗੇ ਕਰਵਾਉਂਦੇ ਹਨ, ਉਥੇ ਹੋਰ ਕੀ ਹੋ ਸਕਦਾ? ਯਾਰ, ਕੀ ਅਸੀਂ ਲੋਕਾਂ ਨੂੰ ਪੜ੍ਹਾ ਨਹੀਂ ਸਕਦੇ? ਸਮਝਾ ਨਹੀਂ ਸਕਦੇ? ਹਾ... ਹਾ... ਹਾ... ਤੁਸੀਂ ਕੌਣ ਹੁੰਦੇ ਹੋ ਪੜ੍ਹਾਉਣ ਵਾਲੇ,
ਸਰਕਾਰ ਪੜ੍ਹਾਵੇਗੀ ਜੇ ਚਾਹੇਗੀ। ਜੇ ਸਰਕਾਰ ਨਾ ਚਾਹੇ ਤਾਂ ਇਸ ਮੁਲਕ ਵਿਚ ਕੁਝ ਨਹੀਂ ਹੋ ਸਕਦਾ? ਹਾਂ... ਅੰਗਰੇਜ਼ਾਂ ਨੇ ਸਾਨੂੰ ਇਹੀ ਸਿਖਾਇਆ ਹੈ ... ਅਸੀਂ ਇਸ ਦੇ ਆਦੀ ਹਾਂ... ਚਲੋ ਛੱਡੋ। ਤਾਂ ਫਿਰ ਦੰਗੇ ਹੁੰਦੇ
ਰਹਿਣਗੇ? ਹਾਂ, ਹੁੰਦੇ ਰਹਿਣਗੇ। ਮੰਨ ਲਉ ਕਿ ਇਸ ਮੁਲਕ ਦੇ ਸਾਰੇ ਮੁਸਲਮਾਨ ਹਿੰਦੂ ਹੋ ਜਾਣ? ਲਾਹੌਲ ਵਿਲਾ ਕੁਵਅਤ, ਇਹ ਕੀ ਕਹਿ ਰਹੇ ਹੋ ਤੁਸੀਂ? ਅੱਛਾ ਫ਼ਰਜ਼ ਕਰੋ ਕਿ ਇਸ ਮੁਲਕ ਦੇ ਸਾਰੇ ਹਿੰਦੂ ਮੁਸਲਮਾਨ ਹੋ
ਜਾਣ? ਸੁਭ੍ਹਾਨ ਅੱਲ੍ਹਾ... ਵਾਹ ਵਾਹ ਕੀ ਗੱਲ ਕਹੀ ਹੈ... ਤਾਂ ਕੀ ਦੰਗੇ ਰੁਕ ਜਾਣਗੇ?
ਇਹ ਤਾਂ ਸੋਚਣ ਵਾਲੀ ਗੱਲ ਹੈ... ਪਾਕਿਸਤਾਨ ਵਿਚ ਸ਼ੀਆ ਸੁੰਨੀ ਇਕ ਦੂਜੇ ਦੀ ਜਾਨ ਦੇ ਦੁਸ਼ਮਣ ਹਨ... ਬਿਹਾਰ ਵਿਚ ਬ੍ਰਾਹਮਣ ਹਰੀਜਨ ਦੇ ਪ੍ਰਛਾਵੇਂ ਤੋਂ ਵੀ ਬਚਦੇ ਹਨ... ਤਾਂ ਕੀ ਯਾਰ ਆਦਮੀ ਜਾਂ ਕਹੋ ਇਨਸਾਨ
ਸਾਲਾ ਹੈ ਹੀ ਅਜਿਹਾ ਜੋ ਲੜਦਾ ਹੀ ਰਹਿਣਾ ਚਾਹੁੰਦਾ ਹੈ? ਉਂਜ ਦੇਖੋ ਤਾਂ ਜੁੰਮਨ ਤੇ ਮੈਕੂ ਦੀ ਬੜੀ ਦੋਸਤੀ ਹੈ, ਤਾਂ ਫਿਰ ਕਿਉਂ ਨਾ ਅਸੀਂ ਮੈਕੂ ਤੇ ਜੁੰਮਨ ਬਣ ਜਾਈਏ... ਵਾਹ! ਕਿੰਨੇ ਪਤੇ ਦੀ ਗੱਲ ਕੀਤੀ, ਮਤਲਬ...
ਮਤਲਬ... ਮਤਲਬ...
ਮੈਂ ਸਵੇਰੇ ਸੁਵਖਤੇ ਹੀ ਰੇਡੀਉ ਦੇ ਕੰਨ ਮਰੋੜ ਰਿਹਾ ਸੀ। ਸਫੀਆ ਝਾੜੂ ਦੇ ਰਹੀ ਸੀ ਕਿ ਰਾਜਾ ਦਾ ਛੋਟਾ ਭਰਾ ਅਕਰਮ ਦੌੜਾ ਆਇਆ ਅਤੇ ਤੇਜ਼ ਚਲਦੇ ਸਾਹ ਰੋਕਣ ਦੀ ਨਾਕਾਮ ਕੋਸ਼ਿਸ਼ ਕਰਦਾ ਕਹਿਣ ਲੱਗਾ, ਸੈਫੂ ਨੂੰ
ਪੀ.ਏ.ਸੀ. ਵਾਲੇ ਕੁੱਟ ਰਹੇ ਹਨ।
“ਕੀ? ਕੀ ਕਹਿ ਰਿਹੈਂ?”
“ਸੈਫੂ ਨੂੰ ਪੀ.ਏ.ਸੀ. ਵਾਲੇ ਕੁੱਟ ਰਹੇ ਹਨ।” ਉਹ ਅਟਕ ਕੇ ਬੋਲਿਆ।
“ਕਿਉਂ ਕੁੱਟ ਰਹੇ ਹਨ? ਕੀ ਗੱਲ ਹੈ?”
“ਪਤਾ ਨਹੀਂ... ਨੁੱਕਰ ‘ਤੇ...।”
“ਉਥੇ, ਜਿਥੇ ਪੀ.ਏ.ਸੀ. ਦੀ ਚੌਕੀ ਹੈ?”
“ਹਾਂ, ਉਥੇ ਹੀ।”
“ਪਰ ਕਿਉਂ...।” ਮੈਨੂੰ ਪਤਾ ਸੀ ਕਿ ਅੱਠ ਤੋਂ ਦਸ ਵਜੇ ਤੱਕ ਕਰਫਿਊ ਖੁੱਲ੍ਹਣ ਲੱਗ ਪਿਆ ਹੈ, ਤੇ ਸੈਫੂ ਨੂੰ ਅੱਠ ਵਜੇ ਦੇ ਕਰੀਬ ਅੰਮਾ ਨੇ ਦੁੱਧ ਲੈਣ ਭੇਜਿਆ ਸੀ। ਸੈਫੂ ਵਰਗੇ ਪਾਗਲ ਨੂੰ ਵੀ ਪਤਾ ਸੀ ਕਿ ਉਹਨੇ ਜਲਦੀ ਤੋਂ
ਜਲਦੀ ਵਾਪਸ ਆਉਣਾ ਹੈ, ਪਰ ਹੁਣ ਤਾਂ ਦਸ ਬੱਜ ਗਏ ਹਨ।
“ਚੱਲ, ਮੈਂ ਚਲਦਾਂ।” ਰੇਡੀਉ ਵਿਚੋਂ ਆਉਂਦੀ ਬੇਢੰਗੀ ਆਵਾਜ਼ ਦਾ ਫਿਕਰ ਕੀਤੇ ਬਗੈਰ ਮੈਂ ਤੇਜ਼ ਕਦਮੀਂ ਬਾਹਰ ਨਿਕਲ ਗਿਆ। ਪਾਗਲ ਨੂੰ ਕਿਉਂ ਮਾਰ ਰਹੇ ਨੇ ਪੀ.ਏ.ਸੀ. ਵਾਲੇ, ਉਹਨੇ ਕਿਹੜਾ ਅਜਿਹਾ ਜੁਰਮ ਕੀਤਾ ਹੈ?
ਉਹ ਕਰ ਹੀ ਕੀ ਸਕਦਾ ਹੈ? ਉਹ ਖੁਦ ਹੀ ਇੰਨਾ ਡਰਿਆ ਹੋਇਆ ਰਹਿੰਦਾ ਕਿ ਉਹਨੂੰ ਕੁੱਟਣ ਦੀ ਕੀ ਜ਼ਰੂਰਤ ਹੈ... ਫਿਰ ਕੀ ਕਾਰਨ ਹੋ ਸਕਦਾ ਹੈ? ਪੈਸੇ? ਉਹਨੂੰ ਤਾਂ ਅੰਮਾ ਨੇ ਦੋ ਰੁਪਏ ਦਿੱਤੇ ਸਨ। ਦੋ ਰੁਪਏ ਵਾਸਤੇ
ਪੀ.ਏ.ਸੀ. ਵਾਲੇ ਉਹਨੂੰ ਕਿਉਂ ਕੁੱਟਣਗੇ?
ਨੁੱਕਰ ‘ਤੇ ਮੁੱਖ ਸੜਕ ਦੇ ਬਰਾਬਰ ਮਕਾਨਾਂ ਉਤੇ ਮੁਹੱਲੇ ਦੇ ਕੁਝ ਲੋਕ ਜਮ੍ਹਾਂ ਸਨ। ਸਾਹਮਣੇ ਸੈਫੂ ਪੀ.ਏ.ਸੀ. ਵਾਲਿਆਂ ਅੱਗੇ ਖੜ੍ਹਾ ਸੀ। ਉਹਦੇ ਸਾਹਮਣੇ ਪੀ.ਏ.ਸੀ. ਦੇ ਜਵਾਨ ਸਨ। ਸੈਫੂ ਜ਼ੋਰ ਸ਼ੋਰ ਨਾਲ ਆਕੜ
ਰਿਹਾ ਸੀ- “ਮੈਨੂੰ ਤੁਸੀਂ ਕਿਉਂ ਮਾਰਿਆ... ਮੈਂ ਹਿੰਦੂ ਹਾਂ... ਹਿੰਦੂ ਹਾਂ...।”
ਮੈਂ ਅੱਗੇ ਵਧਿਆ। ਮੈਨੂੰ ਦੇਖਣ ਤੋਂ ਬਾਅਦ ਵੀ ਸੈਫੂ ਚੁੱਪ ਨਹੀਂ ਹੋਇਆ, ਉਹ ਕਹਿੰਦਾ ਰਿਹਾ ‘ਹਾਂ... ਹਾਂ ਮੈਂ ਹਿੰਦੂ ਹਾਂ’, ਉਹ ਲੜਖੜਾ ਰਿਹਾ ਸੀ। ਉਹਦੇ ਬੁੱਲ੍ਹਾਂ ਦੇ ਕੋਨਿਆਂ ਤੋਂ ਖੂਨ ਦੀ ਬੂੰਦ ਨਿਕਲ ਕੇ ਠੋਡੀ ‘ਤੇ ਜੰਮ ਗਈ
ਸੀ।